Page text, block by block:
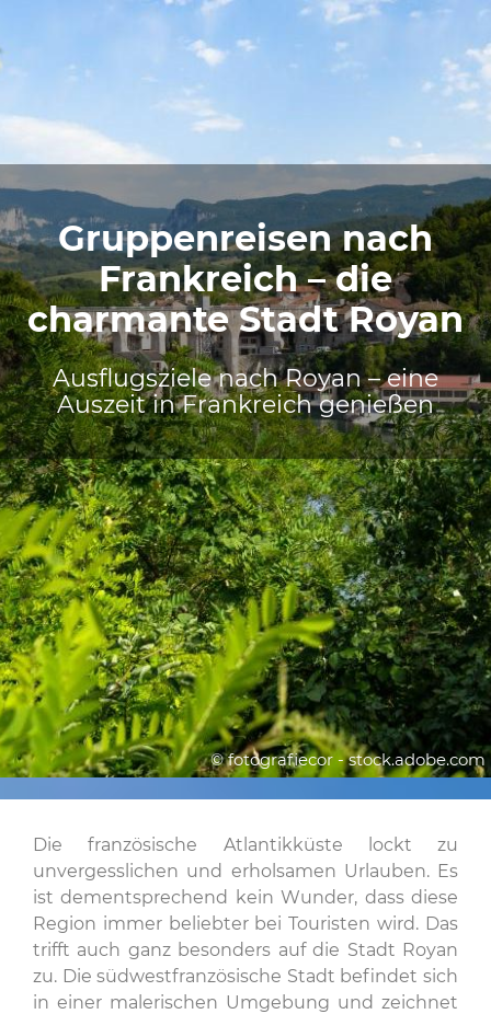
Gruppenreisen nach
Frankreich – die
charmante Stadt Royan
Ausflugsziele nach Royan – eine
Auszeit in Frankreich genießen
© fotografiecor - stock.adobe.com
Die französische Atlantikküste lockt zu
unvergesslichen und erholsamen Urlauben. Es
ist dementsprechend kein Wunder, dass diese
Region immer beliebter bei Touristen wird. Das
trifft auch ganz besonders auf die Stadt Royan
zu. Die südwestfranzösische Stadt befindet sich
in einer malerischen Umgebung und zeichnet